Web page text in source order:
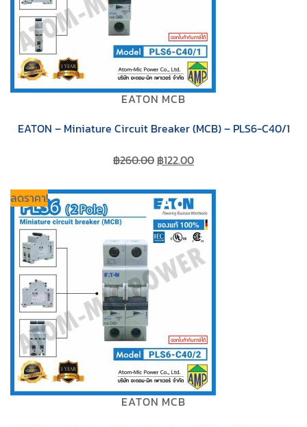
EATON MCB
EATON – Miniature Circuit Breaker (MCB) – PLS6-C40/1
฿260.00 Original
was:
฿260.00.
฿122.00Current
is:
฿122.00.
ลดราคา!
EATON MCB